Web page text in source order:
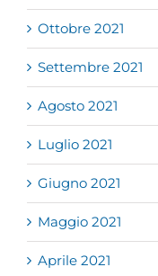
Ottobre 2021
Settembre 2021
Agosto 2021
Luglio 2021
Giugno 2021
Maggio 2021
Aprile 2021